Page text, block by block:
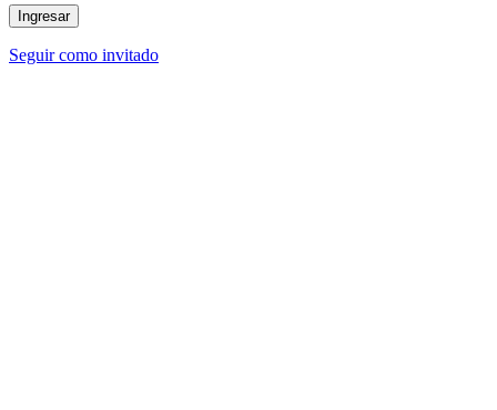
Ingresar
Seguir como invitado